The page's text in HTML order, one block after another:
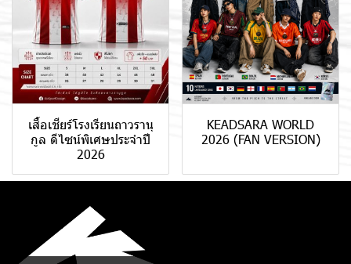
เสื้อเชียร์โรงเรียนถาวรานุ
กูล ดีไซน์พิเศษประจำปี
2026
KEADSARA WORLD
2026 (FAN VERSION)